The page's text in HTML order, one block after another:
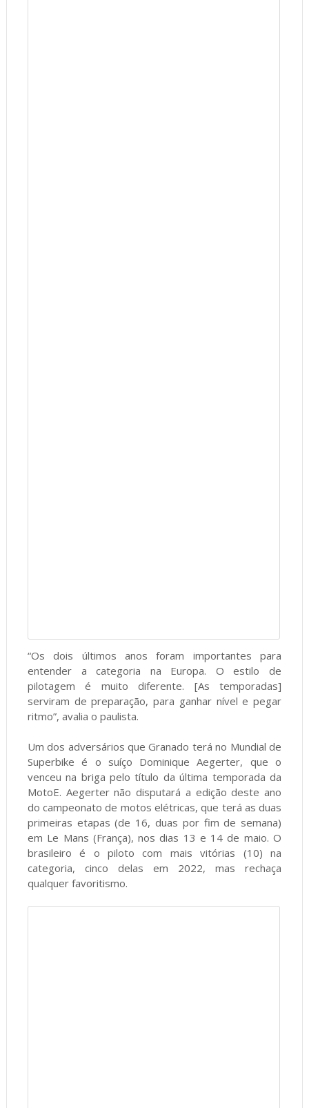
“Os dois últimos anos foram importantes para
entender a categoria na Europa. O estilo de
pilotagem é muito diferente. [As temporadas]
serviram de preparação, para ganhar nível e pegar
ritmo”, avalia o paulista.
Um dos adversários que Granado terá no Mundial de
Superbike é o suíço Dominique Aegerter, que o
venceu na briga pelo título da última temporada da
MotoE. Aegerter não disputará a edição deste ano
do campeonato de motos elétricas, que terá as duas
primeiras etapas (de 16, duas por fim de semana)
em Le Mans (França), nos dias 13 e 14 de maio. O
brasileiro é o piloto com mais vitórias (10) na
categoria, cinco delas em 2022, mas rechaça
qualquer favoritismo.